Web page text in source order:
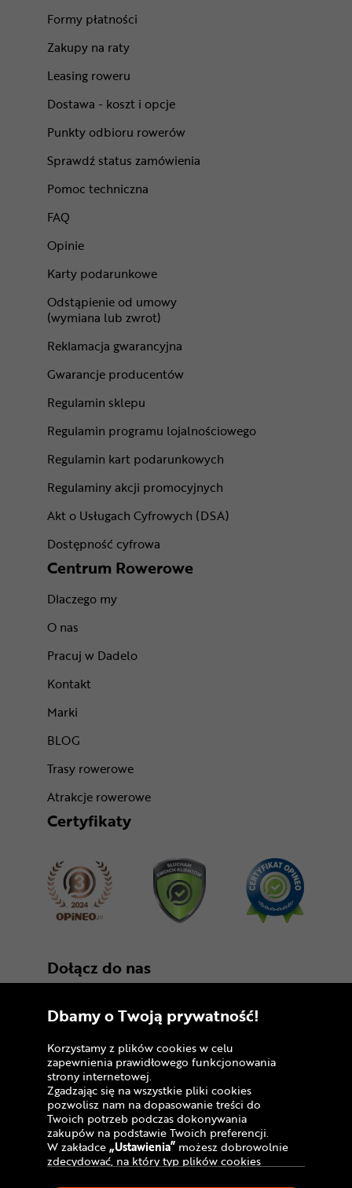
Formy płatności
Zakupy na raty
Leasing roweru
Dostawa - koszt i opcje
Punkty odbioru rowerów
Sprawdź status zamówienia
Pomoc techniczna
FAQ
Opinie
Karty podarunkowe
Odstąpienie od umowy
(wymiana lub zwrot)
Reklamacja gwarancyjna
Gwarancje producentów
Regulamin sklepu
Regulamin programu lojalnościowego
Regulamin kart podarunkowych
Regulaminy akcji promocyjnych
Akt o Usługach Cyfrowych (DSA)
Dostępność cyfrowa
Centrum Rowerowe
Dlaczego my
O nas
Pracuj w Dadelo
Kontakt
Marki
BLOG
Trasy rowerowe
Atrakcje rowerowe
Certyfikaty
Dołącz do nas
Copyright © 2005 - 2026
Polityka prywatności i zasady korzystania z
serwisu
Informacja o plikach cookies
Dbamy o Twoją prywatność!
Korzystamy z plików cookies w celu
zapewnienia prawidłowego funkcjonowania
strony internetowej.
Zgadzając się na wszystkie pliki cookies
pozwolisz nam na dopasowanie treści do
Twoich potrzeb podczas dokonywania
zakupów na podstawie Twoich preferencji.
W zakładce„Ustawienia” możesz dobrowolnie
zdecydować, na który typ plików cookies